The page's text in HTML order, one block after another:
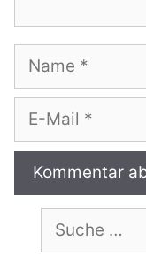
Name
E-
Mail
nach: